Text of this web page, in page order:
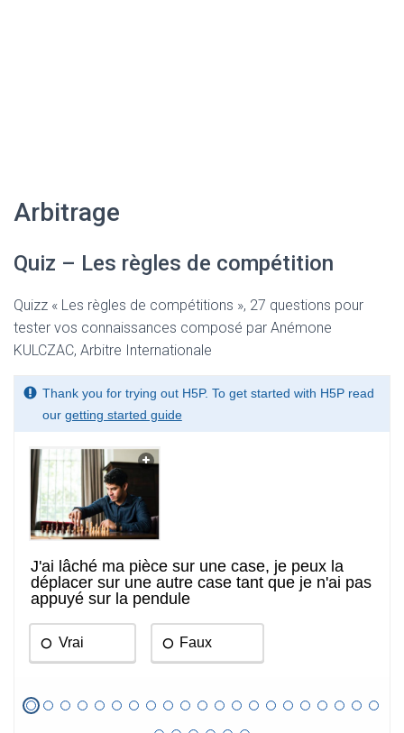
Arbitrage
Quiz – Les règles de compétition
Quizz « Les règles de compétitions », 27 questions pour
tester vos connaissances composé par Anémone
KULCZAC, Arbitre Internationale